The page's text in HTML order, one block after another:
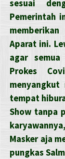
sesuai
Pemerintah
Aparat ini.
agar
Prokes
tempat
Show tanpa
Masker aja
pungkas